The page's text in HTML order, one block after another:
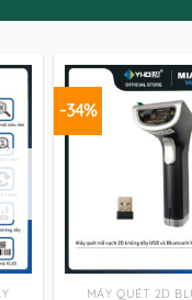
-34%
MÁY QUÉT 2D